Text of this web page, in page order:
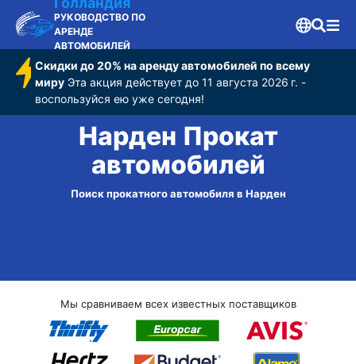
РУКОВОДСТВО ПО
АРЕНДЕ
АВТОМОБИЛЕЙ
Скидки до 20% на аренду автомобилей по всему
мируЭта акция действует до 11 августа 2026 г. -
воспользуйся ею уже сегодня!
Нарден Прокат
автомобилей
Поиск прокатного автомобиля в Нарден
Мы сравниваем всех известных поставщиков